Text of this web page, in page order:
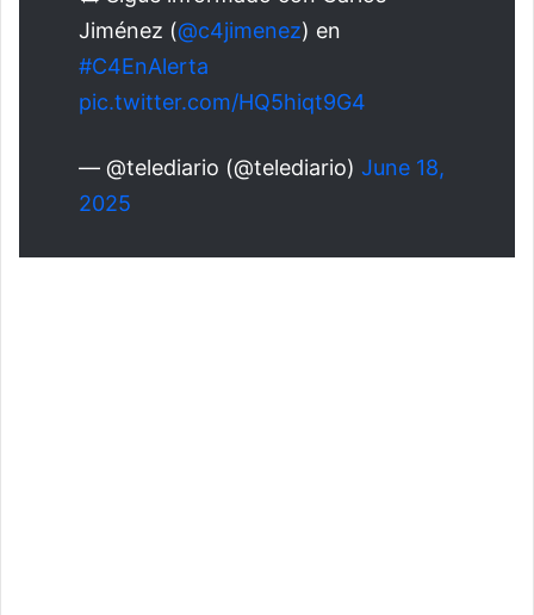
Jiménez (@c4jimenez) en
#C4EnAlerta
pic.twitter.com/HQ5hiqt9G4
— @telediario (@telediario) June 18,
2025